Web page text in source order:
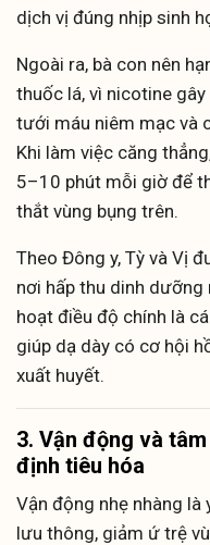
dịch vị đúng nhịp sinh
Ngoài ra, bà con nên
thuốc lá, vì nicotine
tưới máu niêm mạc và
Khi làm việc căng
5–10 phút mỗi giờ để
thắt vùng bụng trên.
Theo Đông y, Tỳ và Vị
nơi hấp thu dinh dưỡng
hoạt điều độ chính là
giúp dạ dày có cơ hội
xuất huyết.
3. Vận động và
định tiêu hóa
Vận động nhẹ nhàng
lưu thông, giảm ứ trệ